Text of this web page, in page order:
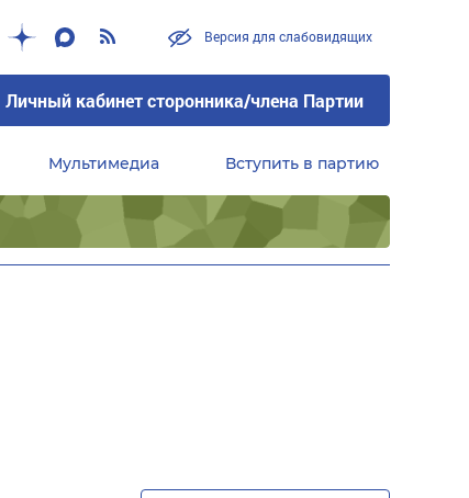
Версия для слабовидящих
Личный кабинет сторонника/члена Партии
Мультимедиа Вступить в партию